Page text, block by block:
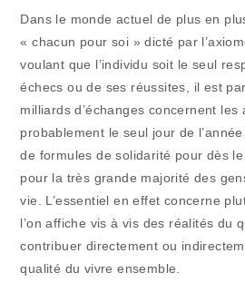
Dans le monde actuel de plus en
« chacun pour soi » dicté par
voulant que l’individu soit le seul
échecs ou de ses réussites, il est
milliards d’échanges concernent les
probablement le seul jour de
de formules de solidarité pour dès
pour la très grande majorité des
vie. L’essentiel en effet concerne
l’on affiche vis à vis des réalités du
contribuer directement ou
qualité du vivre ensemble.